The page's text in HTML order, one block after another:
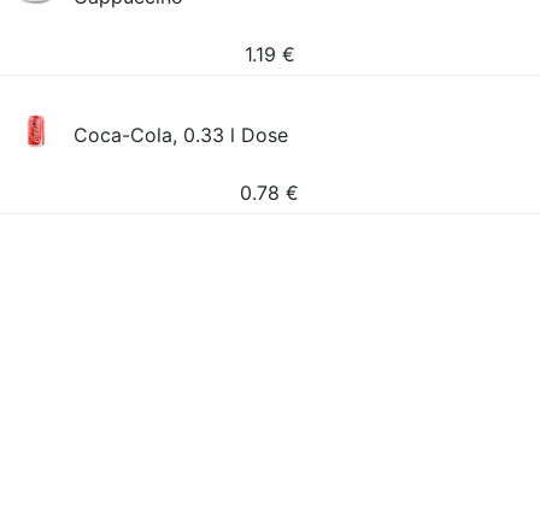
1.19 €
Coca-Cola, 0.33 l Dose
0.78 €